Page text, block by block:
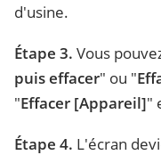
d'usine.
Étape 3. Vous
puis effacer" ou "
"Effacer [Appareil]"
Étape 4. L'écran